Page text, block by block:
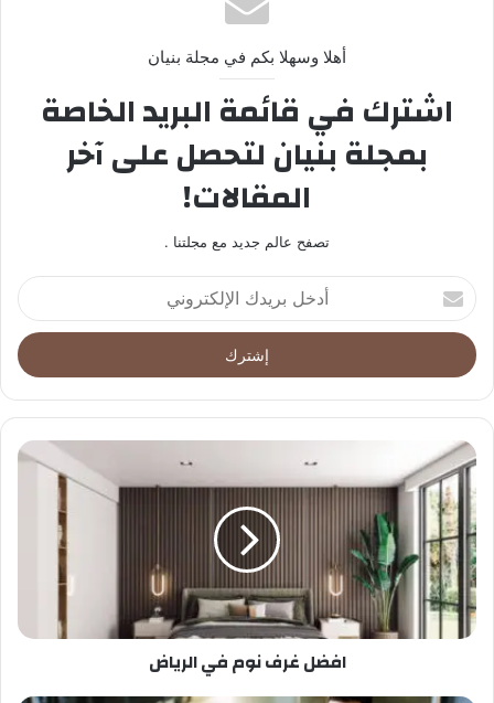
أهلا وسهلا بكم في مجلة بنيان
اشترك في قائمة البريد الخاصة
بمجلة بنيان لتحصل على آخر
المقالات!
تصفح عالم جديد مع مجلتنا .
أدخل
بريدك
الإلكتروني
افضل غرف نوم في الرياض